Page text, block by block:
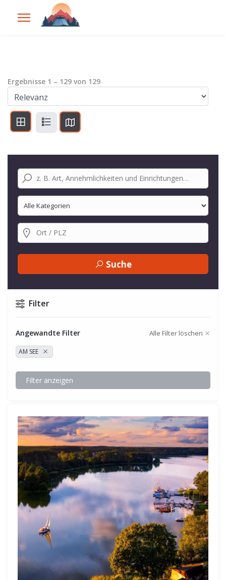
Ergebnisse 1 – 129 von 129
Suche
Filter
Angewandte Filter Alle Filter löschen
AM SEE
Filter anzeigen